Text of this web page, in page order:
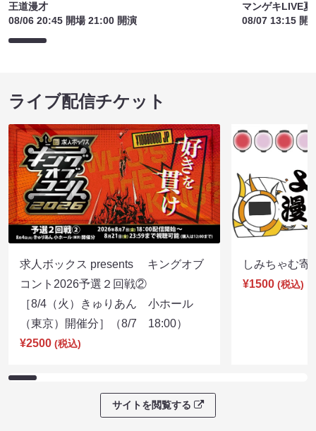
王道漫才
08/06 20:45 開場 21:00 開演
マンゲキLIVE夏
08/07 13:15 開
ライブ配信チケット
求人ボックス presents キングオブ
コント2026予選２回戦②
［8/4（火）きゅりあん 小ホール
（東京）開催分］（8/7 18:00）
¥2500 (税込)
しみちゃむ
¥1500 (税込)
サイトを閲覧する